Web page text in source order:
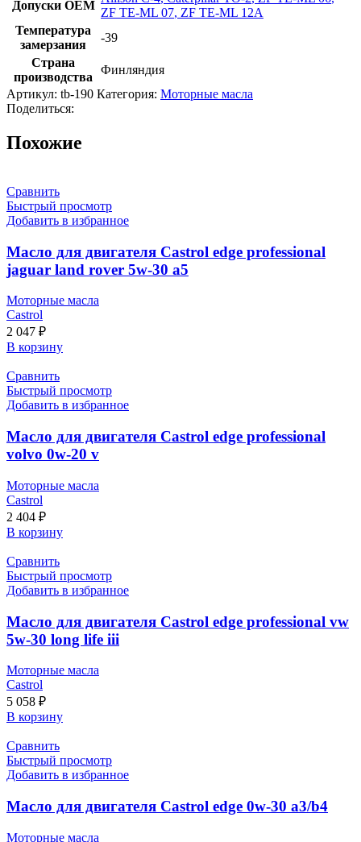
Допуски OEM
ZF TE-ML 07, ZF TE-ML 12A
Температура
замерзания
-39
Страна
производства
Финляндия
Артикул: tb-190 Категория: Моторные масла
Поделиться:
Похожие
Сравнить
Быстрый просмотр
Добавить в избранное
Масло для двигателя Castrol edge professional
jaguar land rover 5w-30 a5
Моторные масла
Castrol
2 047 ₽
В корзину
Сравнить
Быстрый просмотр
Добавить в избранное
Масло для двигателя Castrol edge professional
volvo 0w-20 v
Моторные масла
Castrol
2 404 ₽
В корзину
Сравнить
Быстрый просмотр
Добавить в избранное
Масло для двигателя Castrol edge professional vw
5w-30 long life iii
Моторные масла
Castrol
5 058 ₽
В корзину
Сравнить
Быстрый просмотр
Добавить в избранное
Масло для двигателя Castrol edge 0w-30 a3/b4
Моторные масла